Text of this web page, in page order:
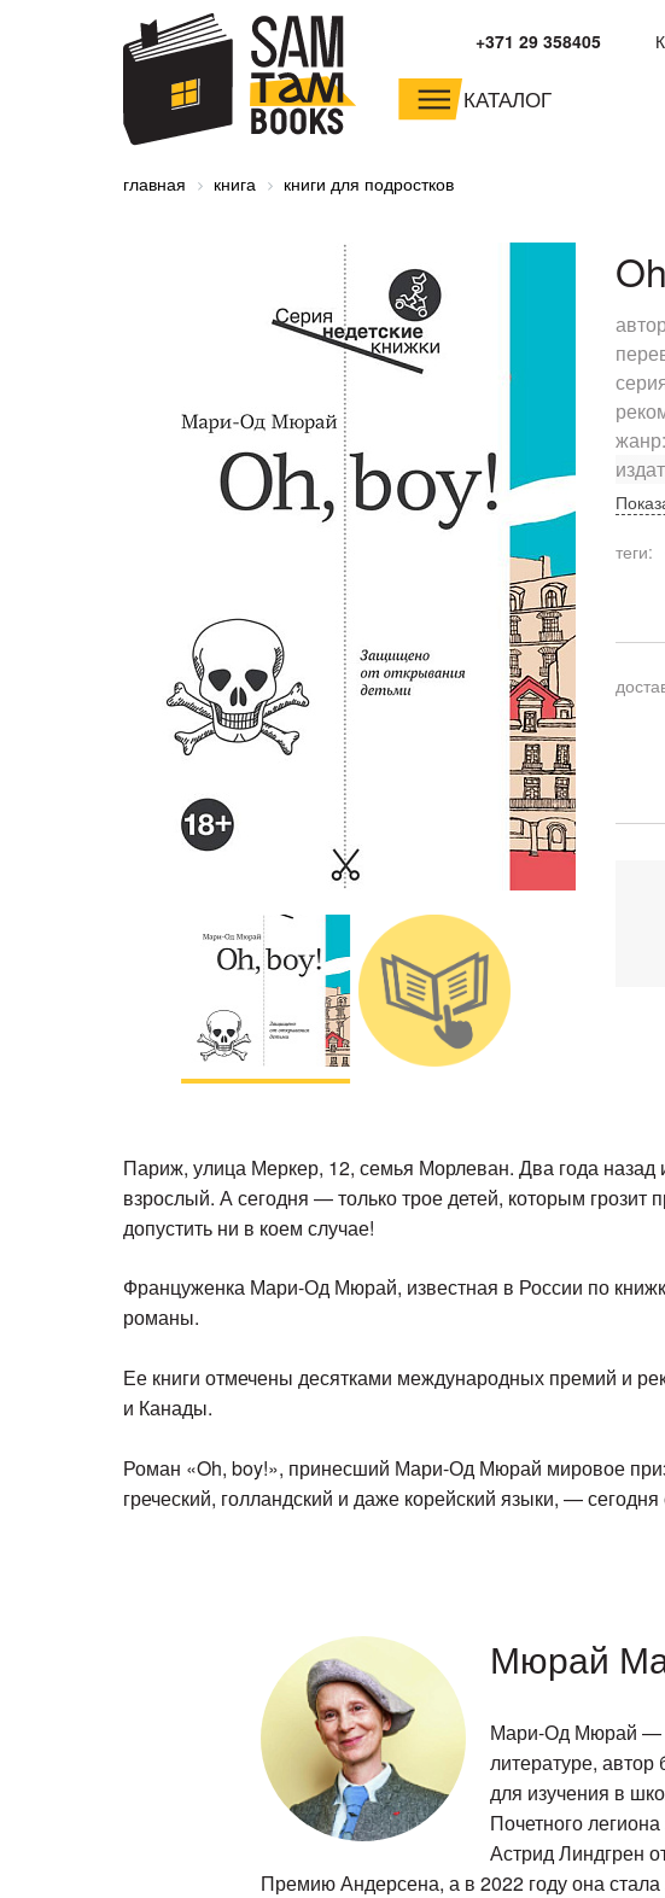
+371 29 358405
КАТАЛОГ
малышам и
дошкольникам
младшим школьникам
главная книга книги для подростков
жанр:
теги:
Париж, улица Меркер, 12, семья Морлеван. Два года
взрослый. А сегодня — только трое детей, которым грозит
допустить ни в коем случае!
Француженка Мари-Од Мюрай, известная в России по
романы.
Ее книги отмечены десятками международных премий и
и Канады.
Роман «Oh, boy!», принесший Мари-Од Мюрай мировое
греческий, голландский и даже корейский языки, —
Мюрай
Мари-Од Мюрай —
литературе,
для изучения в
Почетного
Астрид Линдгрен
Премию Андерсена, а в 2022 году она